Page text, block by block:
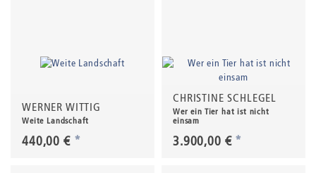
WERNER WITTIG
Weite Landschaft
440,00 € *
CHRISTINE SCHLEGEL
Wer ein Tier hat ist nicht
einsam
3.900,00 € *